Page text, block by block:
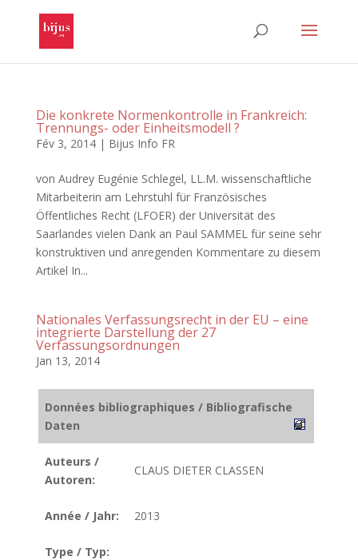
Die konkrete Normenkontrolle in Frankreich:
Trennungs- oder Einheitsmodell ?
Fév 3, 2014| Bijus Info FR
von Audrey Eugénie Schlegel, LL.M. wissenschaftliche
Mitarbeiterin am Lehrstuhl für Französisches
Öffentliches Recht (LFOER) der Universität des
Saarlandes vielen Dank an Paul SAMMEL für seine sehr
konstruktiven und anregenden Kommentare zu diesem
Artikel In...
Nationales Verfassungsrecht in der EU – eine
integrierte Darstellung der 27
Verfassungsordnungen
Jan 13, 2014
Données bibliographiques / Bibliografische
Daten
Auteurs /
Autoren:
CLAUS DIETER CLASSEN
Année / Jahr: 2013
Type / Typ: